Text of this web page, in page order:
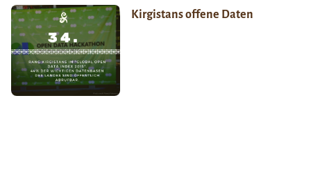
Kirgistans offene Daten